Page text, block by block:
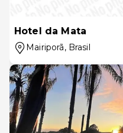
Hotel da Mata
Mairiporã, Brasil